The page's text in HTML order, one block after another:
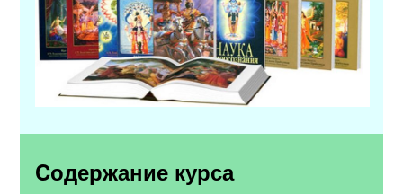
Cодержание курса